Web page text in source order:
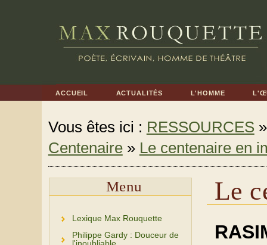
ACCUEIL ACTUALITÉS L'HOMME
Vous êtes ici : RESSOURCES
Centenaire» Le centenaire en
Menu
Lexique Max Rouquette
Philippe Gardy : Douceur de
Le